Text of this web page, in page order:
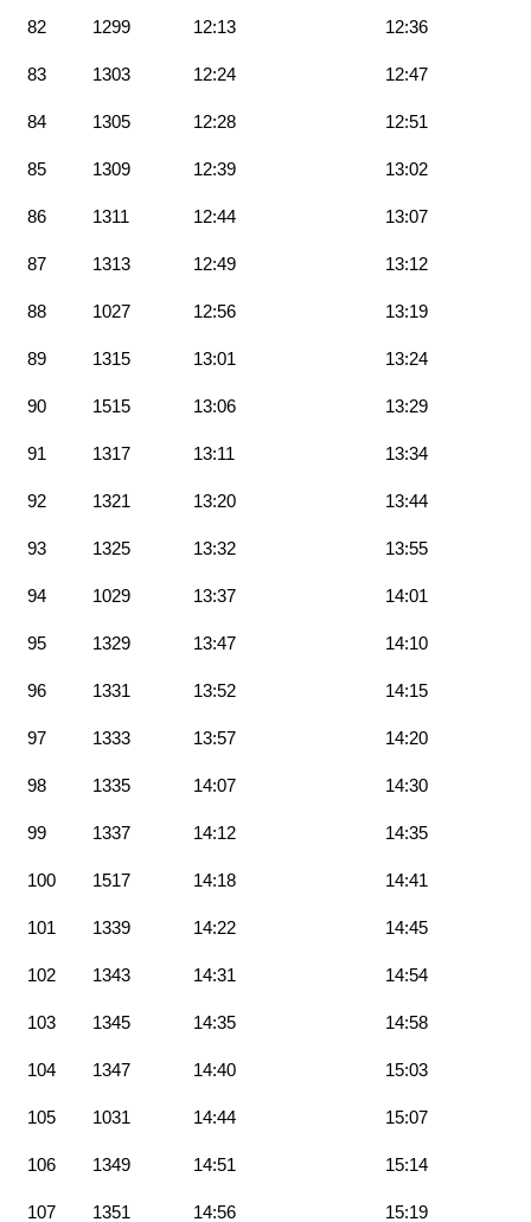
82 1299 12:13 12:36
83 1303 12:24 12:47
84 1305 12:28 12:51
85 1309 12:39 13:02
86 1311 12:44 13:07
87 1313 12:49 13:12
88 1027 12:56 13:19
89 1315 13:01 13:24
90 1515 13:06 13:29
91 1317 13:11 13:34
92 1321 13:20 13:44
93 1325 13:32 13:55
94 1029 13:37 14:01
95 1329 13:47 14:10
96 1331 13:52 14:15
97 1333 13:57 14:20
98 1335 14:07 14:30
99 1337 14:12 14:35
100 1517 14:18 14:41
101 1339 14:22 14:45
102 1343 14:31 14:54
103 1345 14:35 14:58
104 1347 14:40 15:03
105 1031 14:44 15:07
106 1349 14:51 15:14
107 1351 14:56 15:19